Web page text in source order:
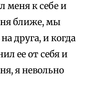
меня к себе и
ближе, мы
друга, и когда
ее от себя и
я невольно